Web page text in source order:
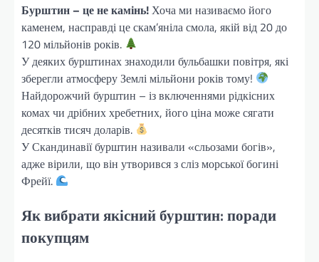
Бурштин – це не камінь!Хоча ми називаємо його
каменем, насправді це скам’яніла смола, якій від 20 до
120 мільйонів років.
У деяких бурштинах знаходили бульбашки повітря, які
зберегли атмосферу Землі мільйони років тому!
Найдорожчий бурштин – із включеннями рідкісних
комах чи дрібних хребетних, його ціна може сягати
десятків тисяч доларів.
У Скандинавії бурштин називали «сльозами богів»,
адже вірили, що він утворився з сліз морської богині
Фрейї.
Як вибрати якісний бурштин: поради
покупцям